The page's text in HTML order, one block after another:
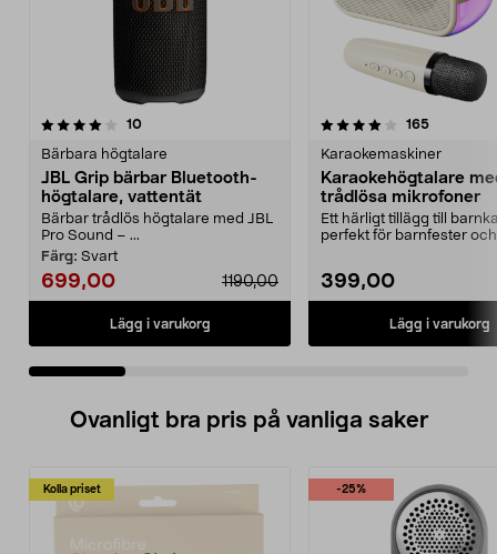
10recensioner
Bärbara högtalare
JBL Grip bärbar Bluetooth-
högtalare, vattentät
Bärbar trådlös högtalare med JBL
Pro Sound – ...
Färg: Svart
699,00 1190,00
Lägg i varukorg
4.0 av 5 stjärnor 165
Karaokemaskiner
Karaokehögtalare
trådlösa mikrofoner
Ett härligt tillägg till
perfekt för barnfester och
399,00
Lägg i varukorg
4.0 av 5 stjärnor
Ovanligt bra pris på vanliga saker
Kolla priset -25%